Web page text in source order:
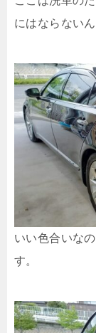
にはならない
いい色合いな
す。